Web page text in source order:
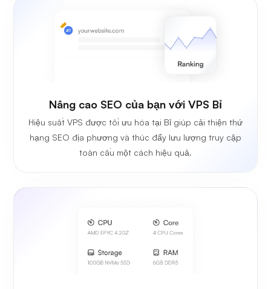
Nâng cao SEO của bạn với VPS Bỉ
Hiệu suất VPS được tối ưu hóa tại Bỉ giúp cải thiện thứ
hạng SEO địa phương và thúc đẩy lưu lượng truy cập
toàn cầu một cách hiệu quả.